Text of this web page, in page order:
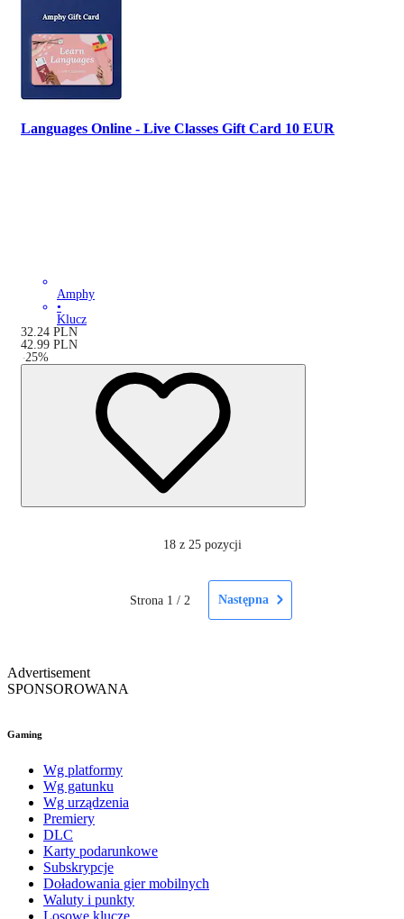
Languages Online - Live Classes Gift Card 10 EUR
Amphy
•
Klucz
32.24 PLN
42.99 PLN
-25%
18 z 25 pozycji
Strona 1 / 2 Następna
Advertisement
SPONSOROWANA
Gaming
Wg platformy
Wg gatunku
Wg urządzenia
Premiery
DLC
Karty podarunkowe
Subskrypcje
Doładowania gier mobilnych
Waluty i punkty
Losowe klucze